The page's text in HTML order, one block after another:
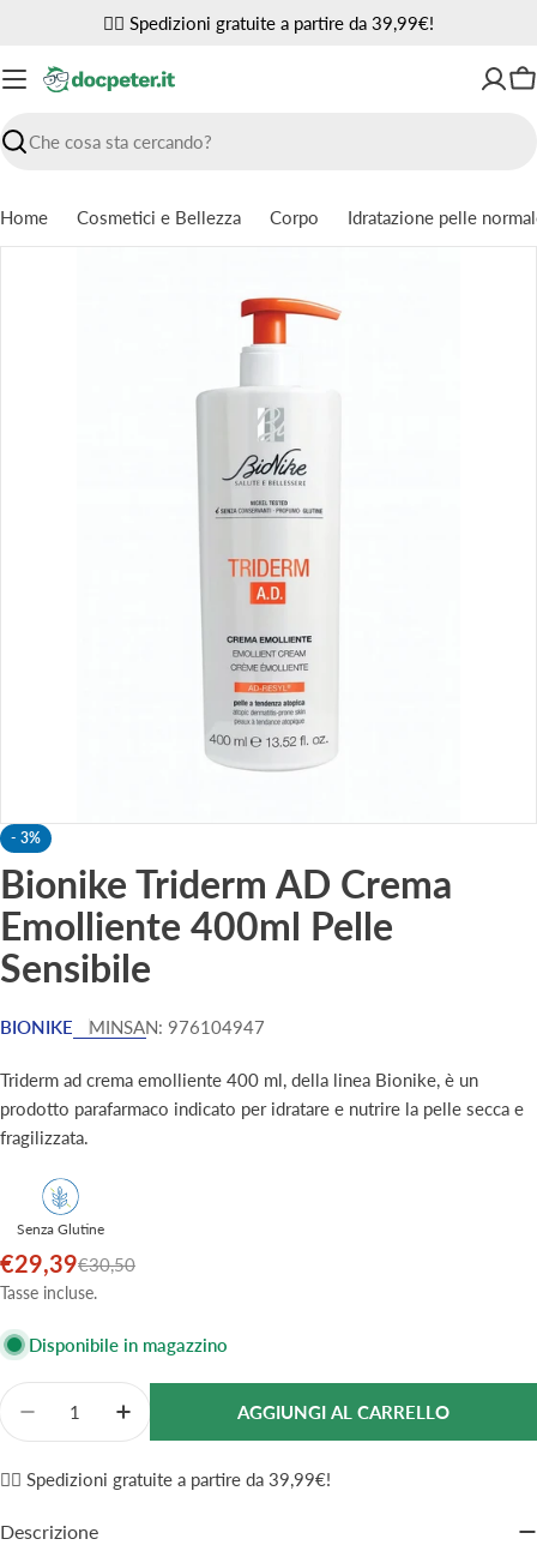
contenuto
✌🏼 Spedizioni gratuite a partire da 39,99€!
Ricerca
Home Cosmetici e Bellezza Corpo
Idratazione pelle
- 3%
Bionike Triderm AD Crema
Emolliente 400ml Pelle
Sensibile
BIONIKE MINSAN: 976104947
Triderm ad crema emolliente 400 ml, della linea Bionike, è un
prodotto parafarmaco indicato per idratare e nutrire la pelle secca e
fragilizzata.
Senza Glutine
Prezzo
di
vendita
€29,39
Prezzo
normale
€30,50
Tasse incluse.
Disponibile in magazzino
Quantità
Diminuisci La Quantità Per Bionike Triderm AD
Aumenta La Quantità Per Bionike Triderm
AGGIUNGI AL CARRELLO
✌🏼 Spedizioni gratuite a partire da 39,99€!
Descrizione